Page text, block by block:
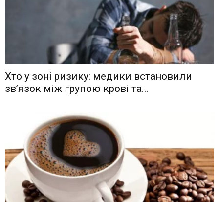
Хто у зоні ризику: медики встановили
зв’язок між групою крові та...